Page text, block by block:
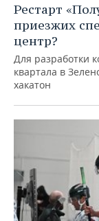
Рестарт
приезжих
центр?
Для разработки
квартала в
хакатон